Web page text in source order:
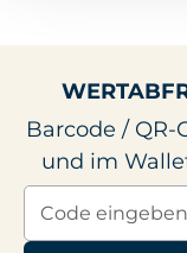
Barcode /
und im